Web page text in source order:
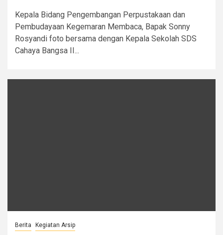
Kepala Bidang Pengembangan Perpustakaan dan
Pembudayaan Kegemaran Membaca, Bapak Sonny
Rosyandi foto bersama dengan Kepala Sekolah SDS
Cahaya Bangsa II...
Berita Kegiatan Arsip